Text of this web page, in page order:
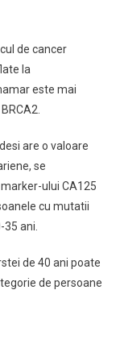
de cancer
la
este mai
are o valoare
se
ului CA125
cu mutatii
ani.
de 40 ani poate
de persoane